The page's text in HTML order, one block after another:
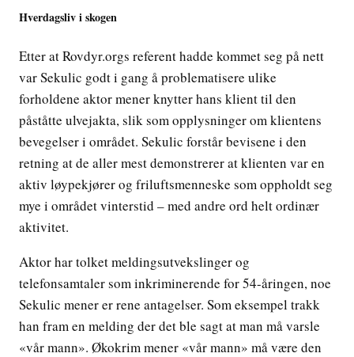
Hverdagsliv i skogen
Etter at Rovdyr.orgs referent hadde kommet seg på nett
var Sekulic godt i gang å problematisere ulike
forholdene aktor mener knytter hans klient til den
påståtte ulvejakta, slik som opplysninger om klientens
bevegelser i området. Sekulic forstår bevisene i den
retning at de aller mest demonstrerer at klienten var en
aktiv løypekjører og friluftsmenneske som oppholdt seg
mye i området vinterstid – med andre ord helt ordinær
aktivitet.
Aktor har tolket meldingsutvekslinger og
telefonsamtaler som inkriminerende for 54-åringen, noe
Sekulic mener er rene antagelser. Som eksempel trakk
han fram en melding der det ble sagt at man må varsle
«vår mann». Økokrim mener «vår mann» må være den